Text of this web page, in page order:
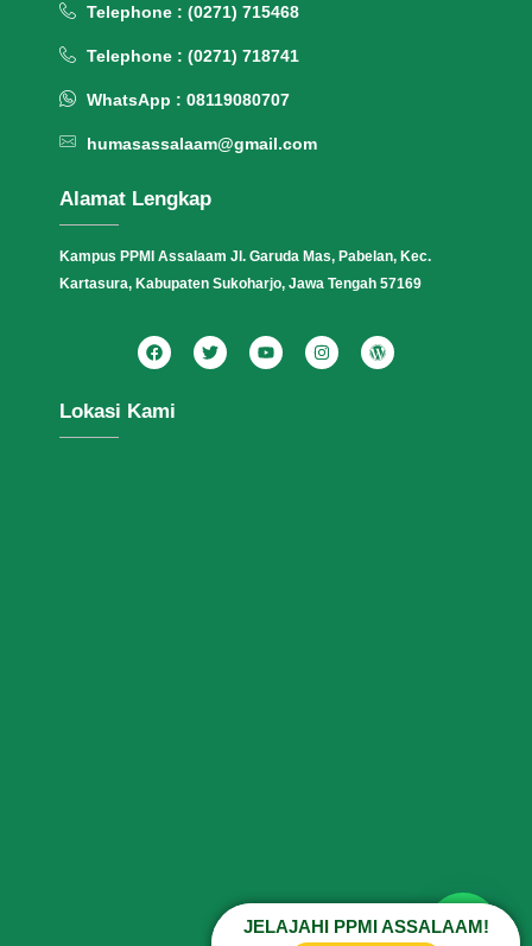
Telephone : (0271) 715468
Telephone : (0271) 718741
WhatsApp : 08119080707
humasassalaam@gmail.com
Alamat Lengkap
Kampus PPMI Assalaam Jl. Garuda Mas, Pabelan, Kec.
Kartasura, Kabupaten Sukoharjo, Jawa Tengah 57169
Lokasi Kami
JELAJAHI PPMI ASSALAAM!